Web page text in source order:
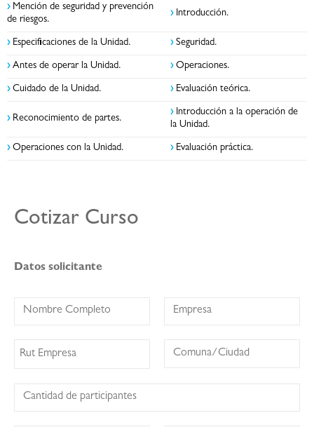
› Mención de seguridad y prevención
de riesgos.
› Introducción.
› Especificaciones de la Unidad. › Seguridad.
› Antes de operar la Unidad. › Operaciones.
› Cuidado de la Unidad. › Evaluación teórica.
› Reconocimiento de partes.
› Introducción a la operación de
la Unidad.
› Operaciones con la Unidad. › Evaluación práctica.
Cotizar Curso
Datos solicitante